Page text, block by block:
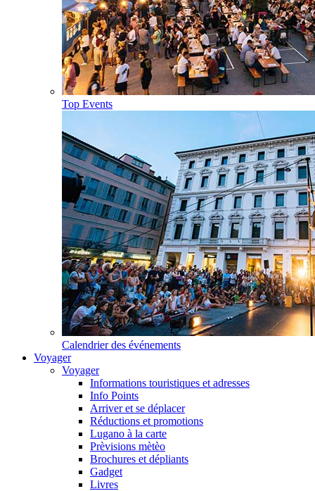
Top Events
Calendrier des événements
Voyager
Voyager
Informations touristiques et adresses
Info Points
Arriver et se déplacer
Réductions et promotions
Lugano à la carte
Prèvisions mètèo
Brochures et dépliants
Gadget
Livres